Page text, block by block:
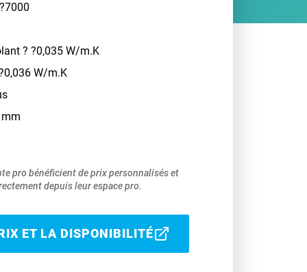
? ?0,035 W/m.K
W/m.K
mm
pro bénéficient de prix personnalisés et
depuis leur espace pro.
ET LA DISPONIBILITÉ